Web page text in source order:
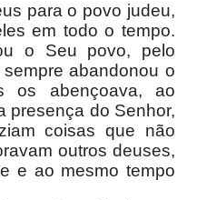
para o povo judeu,
em todo o tempo.
o Seu povo, pelo
abandonou o
os abençoava, ao
presença do Senhor,
coisas que não
outros deuses,
e ao mesmo tempo